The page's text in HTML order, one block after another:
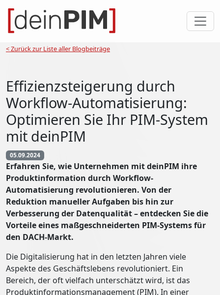
< Zurück zur Liste aller Blogbeiträge
Effizienzsteigerung durch
Workflow-Automatisierung:
Optimieren Sie Ihr PIM-System
mit deinPIM
05.09.2024
Erfahren Sie, wie Unternehmen mit deinPIM ihre
Produktinformation durch Workflow-
Automatisierung revolutionieren. Von der
Reduktion manueller Aufgaben bis hin zur
Verbesserung der Datenqualität – entdecken Sie die
Vorteile eines maßgeschneiderten PIM-Systems für
den DACH-Markt.
Die Digitalisierung hat in den letzten Jahren viele
Aspekte des Geschäftslebens revolutioniert. Ein
Bereich, der oft vielfach unterschätzt wird, ist das
Produktinformationsmanagement (PIM). In einer